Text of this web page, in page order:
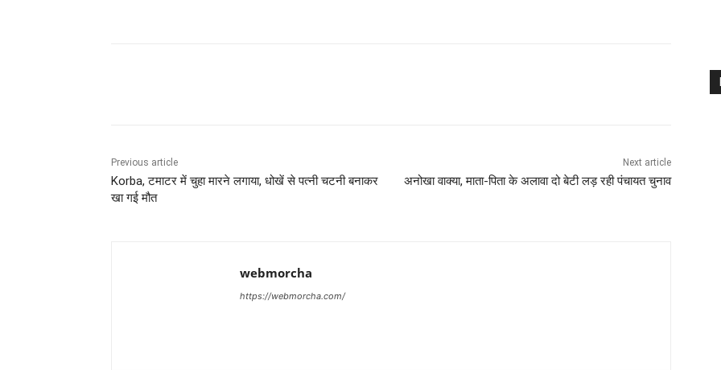
Previous article
Korba, टमाटर में चुहा मारने लगाया, धोखें से पत्नी चटनी बनाकर
खा गई मौत
Next article
अनोखा वाक्या, माता-पिता के अलावा दो बेटी लड़ रही पंचायत चुनाव
webmorcha
https://webmorcha.com/